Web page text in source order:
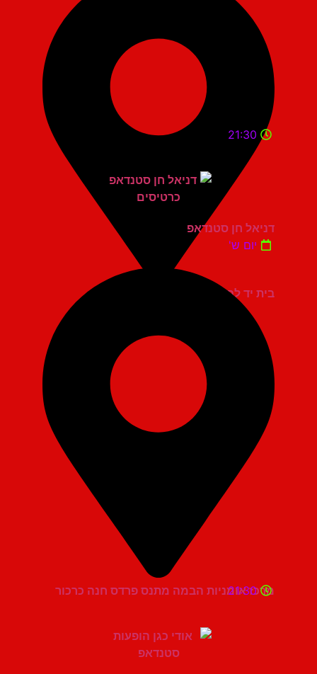
בית יד לבנים אשדוד
21:30
דניאל חן סטנדאפ
יום ש'
מרכז אומניות הבמה מתנס פרדס חנה כרכור
21:30